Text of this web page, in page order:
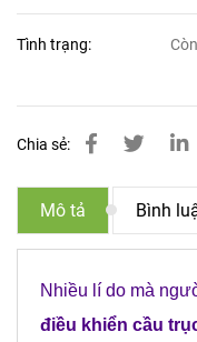
Tình trạng:
Chia sẻ:
Mô tả Bình
Nhiều lí do mà
điều khiển cầu